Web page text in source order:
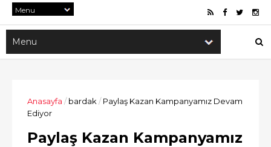
Anasayfa / bardak / Paylaş Kazan Kampanyamız Devam
Ediyor
Paylaş Kazan Kampanyamız